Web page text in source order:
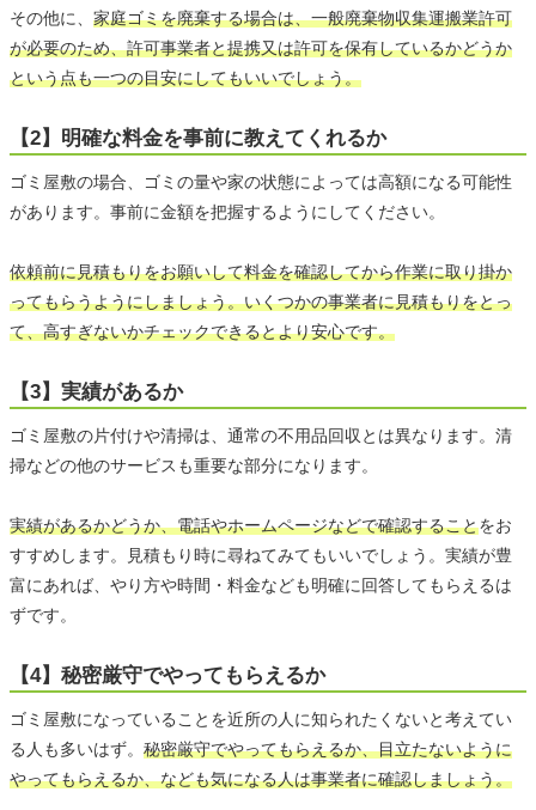
その他に、 家庭ゴミを廃棄する場合は、一般廃棄物収集運搬業許可
が必要のため、許可事業者と提携又は許可を保有しているかどうか
という点も一つの目安にしてもいいでしょう。
【2】明確な料金を事前に教えてくれるか
ゴミ屋敷の場合、ゴミの量や家の状態によっては高額になる可能性
があります。事前に金額を把握するようにしてください。
依頼前に見積もりをお願いして料金を確認してから作業に取り掛か
ってもらうようにしましょう。いくつかの事業者に見積もりをとっ
て、高すぎないかチェックできるとより安心です。
【3】実績があるか
ゴミ屋敷の片付けや清掃は、通常の不用品回収とは異なります。清
掃などの他のサービスも重要な部分になります。
実績があるかどうか、電話やホームページなどで確認することをお
すすめします。見積もり時に尋ねてみてもいいでしょう。実績が豊
富にあれば、やり方や時間・料金なども明確に回答してもらえるは
ずです。
【4】秘密厳守でやってもらえるか
ゴミ屋敷になっていることを近所の人に知られたくないと考えてい
る人も多いはず。 秘密厳守でやってもらえるか、目立たないように
やってもらえるか、なども気になる人は事業者に確認しましょう。